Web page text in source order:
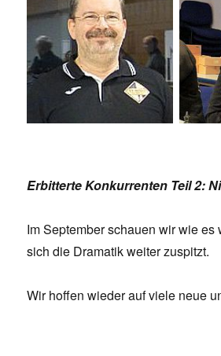
Erbitterte Konkurrenten Teil 2:
Im September schauen wir wie es
sich die Dramatik weiter zuspitzt.
Wir hoffen wieder auf viele neue